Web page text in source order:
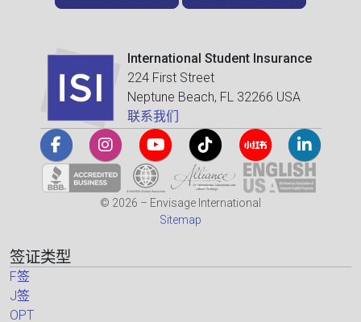
International Student Insurance
224 First Street
Neptune Beach, FL 32266 USA
联系我们
© 2026 – Envisage International
Sitemap
签证类型
F签
J签
OPT